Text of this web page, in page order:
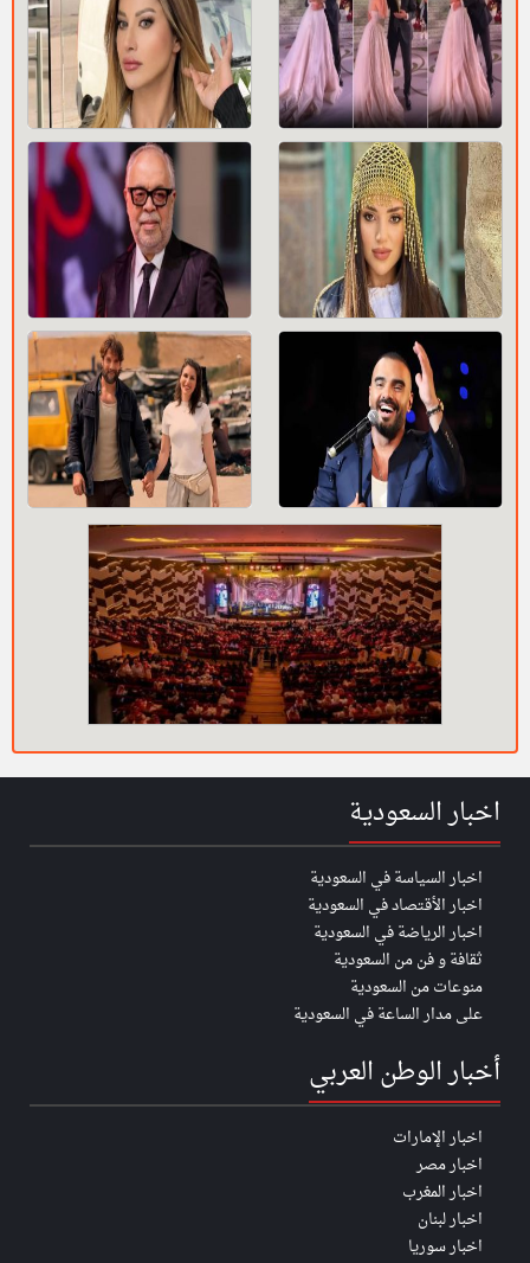
اخبار السعودية
اخبار السياسة في السعودية
اخبار الأقتصاد في السعودية
اخبار الرياضة في السعودية
ثقافة و فن من السعودية
منوعات من السعودية
على مدار الساعة في السعودية
أخبار الوطن العربي
اخبار الإمارات
اخبار مصر
اخبار المغرب
اخبار لبنان
اخبار سوريا